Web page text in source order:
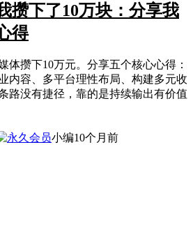
攒下了10万块：分享我
得
体攒下10万元。分享五个核心心得：
内容、多平台理性布局、构建多元收
路没有捷径，靠的是持续输出有价值
小编10个月前